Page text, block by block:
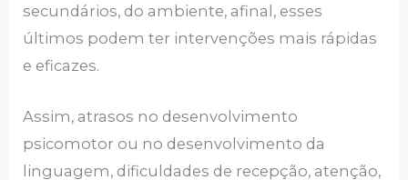
secundários, do ambiente, afinal, esses
últimos podem ter intervenções mais rápidas
e eficazes.
Assim, atrasos no desenvolvimento
psicomotor ou no desenvolvimento da
linguagem, dificuldades de recepção, atenção,